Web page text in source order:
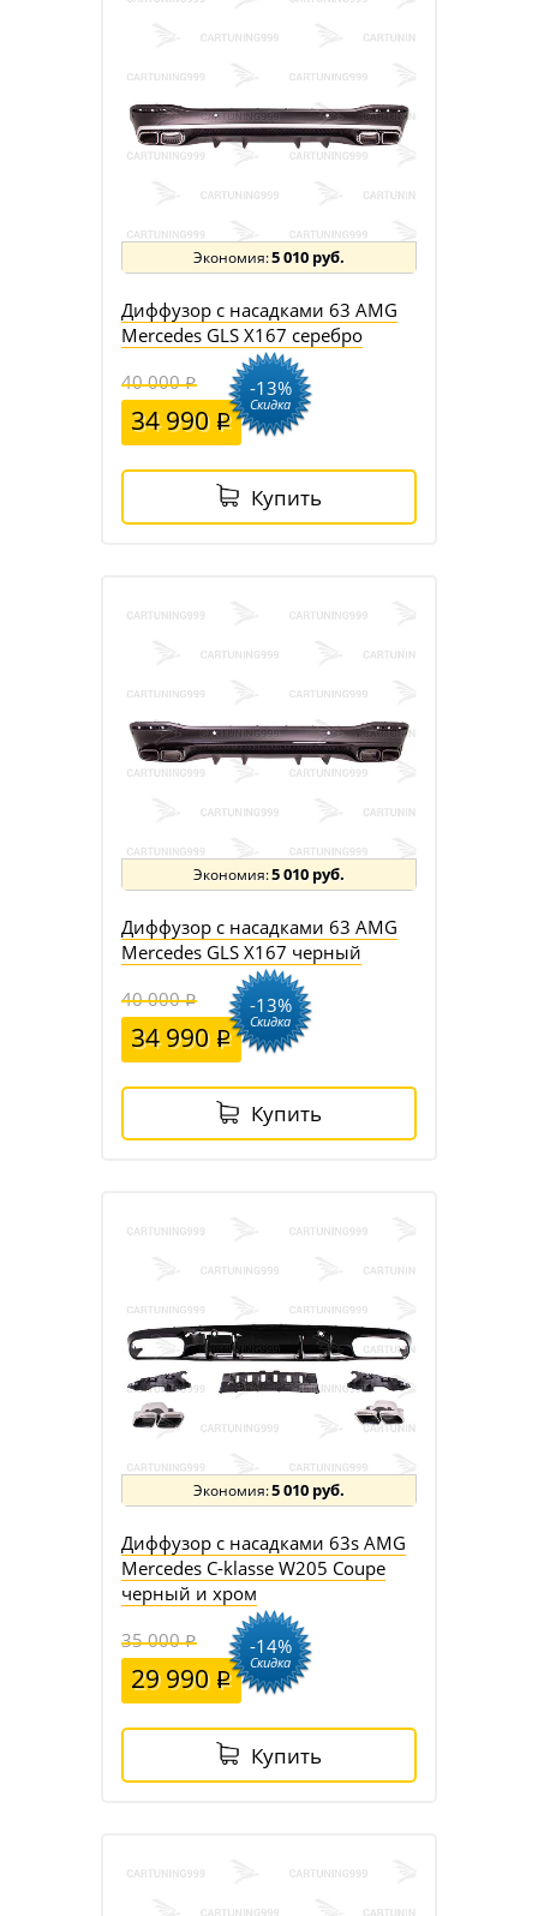
5 010 руб.
Диффузор с насадками 63 AMG
Mercedes GLS X167 серебро
40 000
34 990
-13%
Скидка
Купить
5 010 руб.
Диффузор с насадками 63 AMG
Mercedes GLS X167 черный
40 000
34 990
-13%
Скидка
Купить
5 010 руб.
Диффузор с насадками 63s AMG
Mercedes C-klasse W205 Coupe
черный и хром
35 000
29 990
-14%
Скидка
Купить